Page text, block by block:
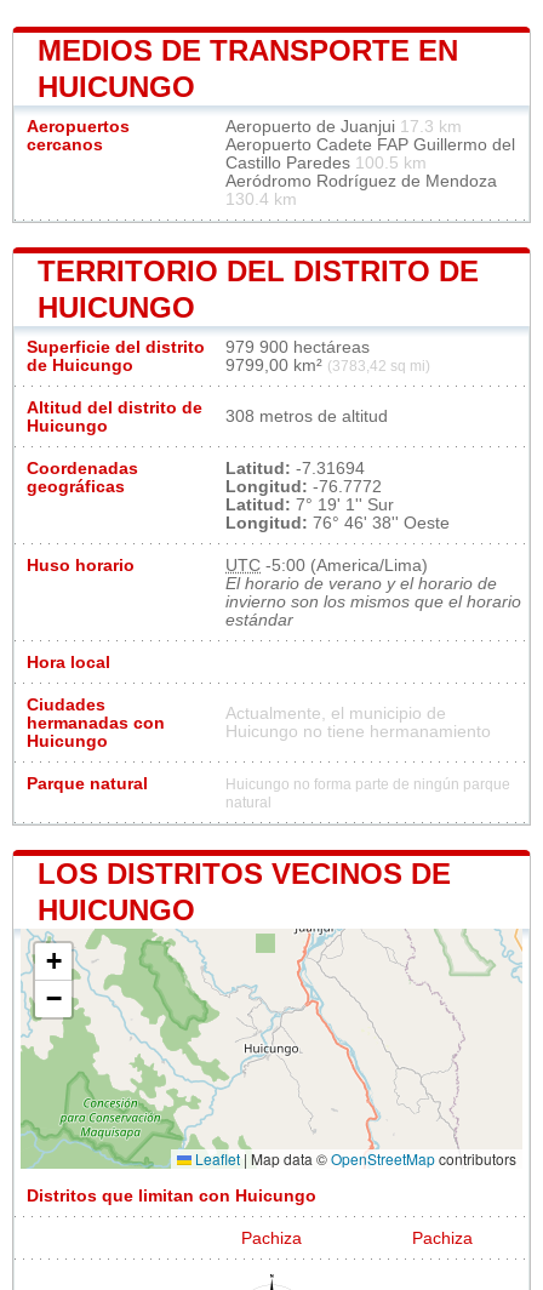
MEDIOS DE TRANSPORTE EN
HUICUNGO
Aeropuertos
cercanos
Aeropuerto de Juanjui 17.3 km
Aeropuerto Cadete FAP Guillermo del
Castillo Paredes 100.5 km
Aeródromo Rodríguez de Mendoza
130.4 km
TERRITORIO DEL DISTRITO DE
HUICUNGO
Superficie del distrito
de Huicungo
979 900 hectáreas
9799,00 km² (3783,42 sq mi)
Altitud del distrito de
Huicungo
308 metros de altitud
Coordenadas
geográficas
Latitud: -7.31694
Longitud: -76.7772
Latitud: 7° 19' 1'' Sur
Longitud: 76° 46' 38'' Oeste
Huso horario UTC -5:00 (America/Lima)
El horario de verano y el horario de
invierno son los mismos que el horario
estándar
Hora local
Ciudades
hermanadas con
Huicungo
Actualmente, el municipio de
Huicungo no tiene hermanamiento
Parque natural
Huicungo no forma parte de ningún parque
natural
LOS DISTRITOS VECINOS DE
HUICUNGO
+
−
Leaflet | Map data ©OpenStreetMapcontributors
Distritos que limitan con Huicungo
Pachiza Pachiza